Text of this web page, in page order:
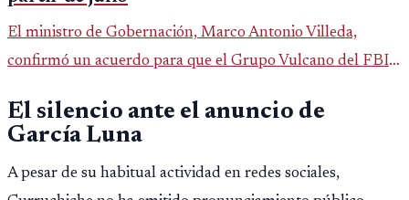
El ministro de Gobernación, Marco Antonio Villeda,
confirmó un acuerdo para que el Grupo Vulcano del FBI
fallido con la administración anterior del Ministerio
Público.
El silencio ante el anuncio de
García Luna
A pesar de su habitual actividad en redes sociales,